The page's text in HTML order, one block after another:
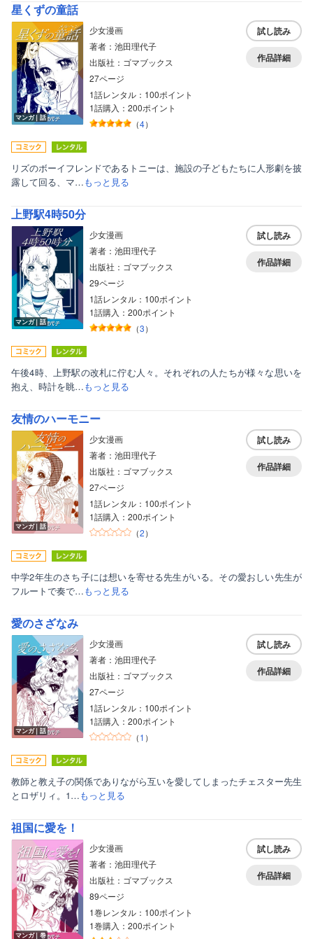
星くずの童話
マンガ｜話
少女漫画
著者：池田理代子
出版社：ゴマブックス
27ページ
1話レンタル：100ポイント
1話購入：200ポイント
（4）
試し読み
作品詳細
リズのボーイフレンドであるトニーは、施設の子どもたちに人形劇を披
露して回る、マ…もっと見る
上野駅4時50分
マンガ｜話
少女漫画
著者：池田理代子
出版社：ゴマブックス
29ページ
1話レンタル：100ポイント
1話購入：200ポイント
（3）
試し読み
作品詳細
午後4時、上野駅の改札に佇む人々。それぞれの人たちが様々な思いを
抱え、時計を眺…もっと見る
友情のハーモニー
マンガ｜話
少女漫画
著者：池田理代子
出版社：ゴマブックス
27ページ
1話レンタル：100ポイント
1話購入：200ポイント
（2）
試し読み
作品詳細
中学2年生のさち子には想いを寄せる先生がいる。その愛おしい先生が
フルートで奏で…もっと見る
愛のさざなみ
マンガ｜話
少女漫画
著者：池田理代子
出版社：ゴマブックス
27ページ
1話レンタル：100ポイント
1話購入：200ポイント
（1 ）
試し読み
作品詳細
教師と教え子の関係でありながら互いを愛してしまったチェスター先生
とロザリィ。1…もっと見る
祖国に愛を！
マンガ｜巻
少女漫画
著者：池田理代子
出版社：ゴマブックス
89ページ
1巻レンタル：100ポイント
1巻購入：200ポイント
試し読み
作品詳細